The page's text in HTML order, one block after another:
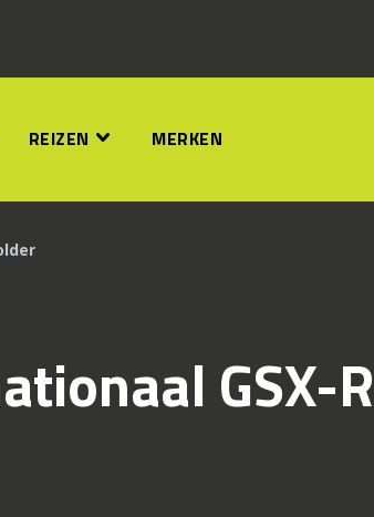
REIZEN MERKEN
GSX-R